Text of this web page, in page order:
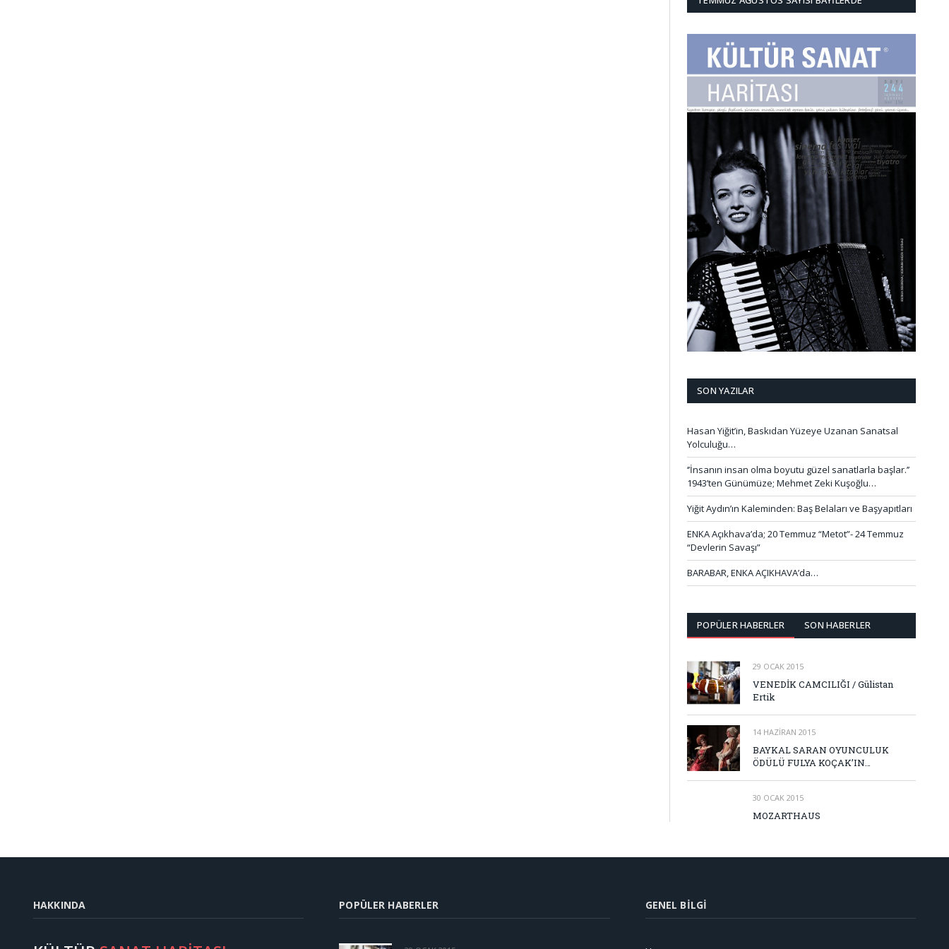
SON YAZILAR
Hasan Yiğit’in, Baskıdan Yüzeye Uzanan Sanatsal
Yolculuğu…
‘’İnsanın insan olma boyutu güzel sanatlarla başlar.’’
1943’ten Günümüze; Mehmet Zeki Kuşoğlu…
Yiğit Aydın’ın Kaleminden: Baş Belaları ve Başyapıtları
ENKA Açıkhava’da; 20 Temmuz “Metot”- 24 Temmuz
“Devlerin Savaşı”
BARABAR, ENKA AÇIKHAVA’da…
POPÜLER HABERLER SON HABERLER
29 OCAK 2015
VENEDİK CAMCILIĞI / Gülistan
Ertik
14 HAZIRAN 2015
BAYKAL SARAN OYUNCULUK
ÖDÜLÜ FULYA KOÇAK’IN…
30 OCAK 2015
MOZARTHAUS
HAKKINDA POPÜLER HABERLER GENEL BILGI